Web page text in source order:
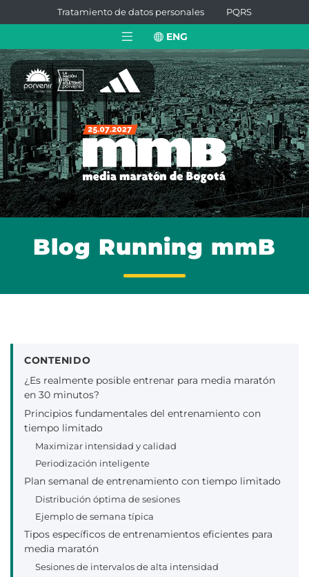
Tratamiento de datos personales PQRS
ENG
Blog Running mmB
CONTENIDO
¿Es realmente posible entrenar para media maratón
en 30 minutos?
Principios fundamentales del entrenamiento con
tiempo limitado
Maximizar intensidad y calidad
Periodización inteligente
Plan semanal de entrenamiento con tiempo limitado
Distribución óptima de sesiones
Ejemplo de semana típica
Tipos específicos de entrenamientos eficientes para
media maratón
Sesiones de intervalos de alta intensidad